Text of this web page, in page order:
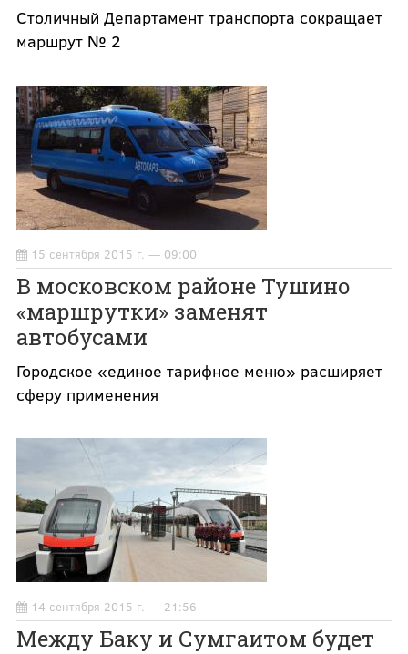
Столичный Департамент транспорта сокращает
маршрут № 2
15 сентября 2015 г. — 09:00
В московском районе Тушино
«маршрутки» заменят
автобусами
Городское «единое тарифное меню» расширяет
сферу применения
14 сентября 2015 г. — 21:56
Между Баку и Сумгаитом будет